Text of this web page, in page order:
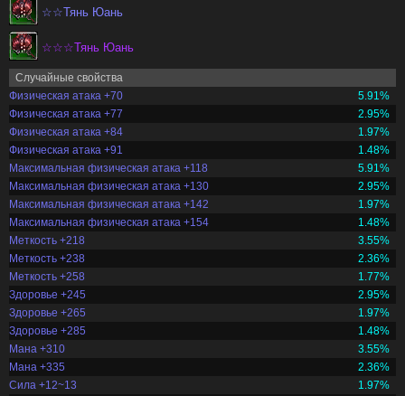
☆☆Тянь Юань
☆☆☆Тянь Юань
Случайные свойства
Физическая атака +70
5.91%
Физическая атака +77
2.95%
Физическая атака +84
1.97%
Физическая атака +91
1.48%
Максимальная физическая атака +118
5.91%
Максимальная физическая атака +130
2.95%
Максимальная физическая атака +142
1.97%
Максимальная физическая атака +154
1.48%
Меткость +218
3.55%
Меткость +238
2.36%
Меткость +258
1.77%
Здоровье +245
2.95%
Здоровье +265
1.97%
Здоровье +285
1.48%
Мана +310
3.55%
Мана +335
2.36%
Сила +12~13
1.97%